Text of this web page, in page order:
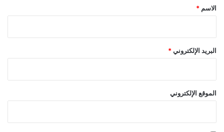
*
الاسم *
البريد الإلكتروني *
الموقع الإلكتروني